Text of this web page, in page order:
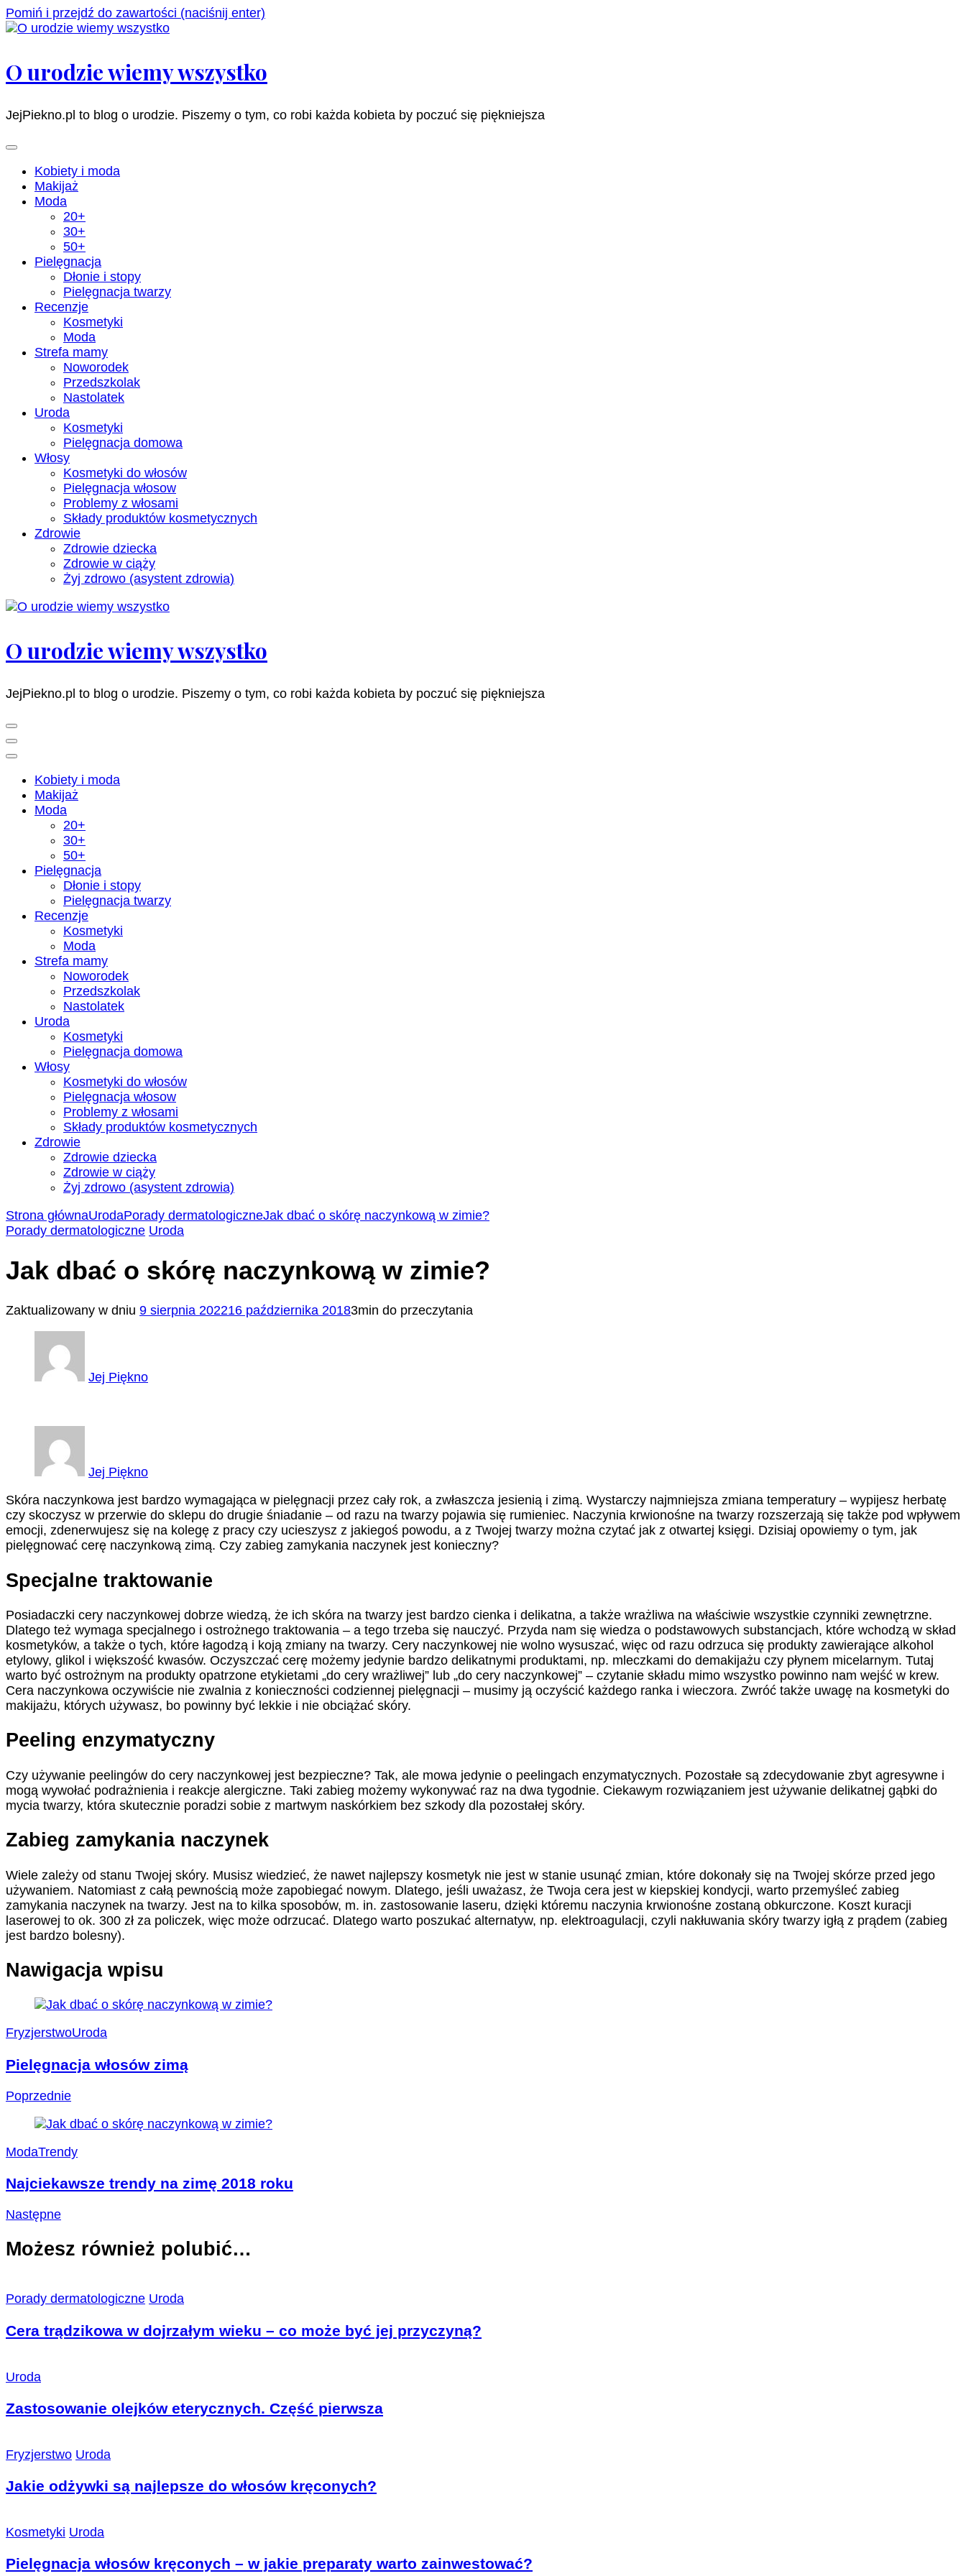
Pomiń i przejdź do zawartości (naciśnij enter)
O urodzie wiemy wszystko
JejPiekno.pl to blog o urodzie. Piszemy o tym, co robi każda kobieta by poczuć się piękniejsza
Kobiety i moda
Makijaż
Moda
20+
30+
50+
Pielęgnacja
Dłonie i stopy
Pielęgnacja twarzy
Recenzje
Kosmetyki
Moda
Strefa mamy
Noworodek
Przedszkolak
Nastolatek
Uroda
Kosmetyki
Pielęgnacja domowa
Włosy
Kosmetyki do włosów
Pielęgnacja włosow
Problemy z włosami
Składy produktów kosmetycznych
Zdrowie
Zdrowie dziecka
Zdrowie w ciąży
Żyj zdrowo (asystent zdrowia)
O urodzie wiemy wszystko
JejPiekno.pl to blog o urodzie. Piszemy o tym, co robi każda kobieta by poczuć się piękniejsza
Kobiety i moda
Makijaż
Moda
20+
30+
50+
Pielęgnacja
Dłonie i stopy
Pielęgnacja twarzy
Recenzje
Kosmetyki
Moda
Strefa mamy
Noworodek
Przedszkolak
Nastolatek
Uroda
Kosmetyki
Pielęgnacja domowa
Włosy
Kosmetyki do włosów
Pielęgnacja włosow
Problemy z włosami
Składy produktów kosmetycznych
Zdrowie
Zdrowie dziecka
Zdrowie w ciąży
Żyj zdrowo (asystent zdrowia)
Strona głównaUrodaPorady dermatologiczneJak dbać o skórę naczynkową w zimie?
Porady dermatologiczne Uroda
Jak dbać o skórę naczynkową w zimie?
Zaktualizowany w dniu 9 sierpnia 202216 października 20183min do przeczytania
Jej Piękno
Jej Piękno
Skóra naczynkowa jest bardzo wymagająca w pielęgnacji przez cały rok, a zwłaszcza jesienią i zimą. Wystarczy najmniejsza zmiana temperatury – wypijesz herbatę
czy skoczysz w przerwie do sklepu do drugie śniadanie – od razu na twarzy pojawia się rumieniec. Naczynia krwionośne na twarzy rozszerzają się także pod wpływem
emocji, zdenerwujesz się na kolegę z pracy czy ucieszysz z jakiegoś powodu, a z Twojej twarzy można czytać jak z otwartej księgi. Dzisiaj opowiemy o tym, jak
pielęgnować cerę naczynkową zimą. Czy zabieg zamykania naczynek jest konieczny?
Specjalne traktowanie
Posiadaczki cery naczynkowej dobrze wiedzą, że ich skóra na twarzy jest bardzo cienka i delikatna, a także wrażliwa na właściwie wszystkie czynniki zewnętrzne.
Dlatego też wymaga specjalnego i ostrożnego traktowania – a tego trzeba się nauczyć. Przyda nam się wiedza o podstawowych substancjach, które wchodzą w skład
kosmetyków, a także o tych, które łagodzą i koją zmiany na twarzy. Cery naczynkowej nie wolno wysuszać, więc od razu odrzuca się produkty zawierające alkohol
etylowy, glikol i większość kwasów. Oczyszczać cerę możemy jedynie bardzo delikatnymi produktami, np. mleczkami do demakijażu czy płynem micelarnym. Tutaj
warto być ostrożnym na produkty opatrzone etykietami „do cery wrażliwej” lub „do cery naczynkowej” – czytanie składu mimo wszystko powinno nam wejść w krew.
Cera naczynkowa oczywiście nie zwalnia z konieczności codziennej pielęgnacji – musimy ją oczyścić każdego ranka i wieczora. Zwróć także uwagę na kosmetyki do
makijażu, których używasz, bo powinny być lekkie i nie obciążać skóry.
Peeling enzymatyczny
Czy używanie peelingów do cery naczynkowej jest bezpieczne? Tak, ale mowa jedynie o peelingach enzymatycznych. Pozostałe są zdecydowanie zbyt agresywne i
mogą wywołać podrażnienia i reakcje alergiczne. Taki zabieg możemy wykonywać raz na dwa tygodnie. Ciekawym rozwiązaniem jest używanie delikatnej gąbki do
mycia twarzy, która skutecznie poradzi sobie z martwym naskórkiem bez szkody dla pozostałej skóry.
Zabieg zamykania naczynek
Wiele zależy od stanu Twojej skóry. Musisz wiedzieć, że nawet najlepszy kosmetyk nie jest w stanie usunąć zmian, które dokonały się na Twojej skórze przed jego
używaniem. Natomiast z całą pewnością może zapobiegać nowym. Dlatego, jeśli uważasz, że Twoja cera jest w kiepskiej kondycji, warto przemyśleć zabieg
zamykania naczynek na twarzy. Jest na to kilka sposobów, m. in. zastosowanie laseru, dzięki któremu naczynia krwionośne zostaną obkurczone. Koszt kuracji
laserowej to ok. 300 zł za policzek, więc może odrzucać. Dlatego warto poszukać alternatyw, np. elektroagulacji, czyli nakłuwania skóry twarzy igłą z prądem (zabieg
jest bardzo bolesny).
Nawigacja wpisu
FryzjerstwoUroda
Pielęgnacja włosów zimą
Poprzednie
ModaTrendy
Najciekawsze trendy na zimę 2018 roku
Następne
Możesz również polubić…
Porady dermatologiczne Uroda
Cera trądzikowa w dojrzałym wieku – co może być jej przyczyną?
Uroda
Zastosowanie olejków eterycznych. Część pierwsza
Fryzjerstwo Uroda
Jakie odżywki są najlepsze do włosów kręconych?
Kosmetyki Uroda
Pielęgnacja włosów kręconych – w jakie preparaty warto zainwestować?